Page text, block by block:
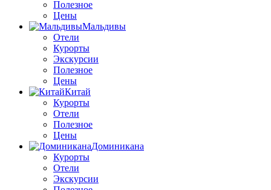
Полезное
Цены
Мальдивы
Отели
Курорты
Экскурсии
Полезное
Цены
Китай
Курорты
Отели
Полезное
Цены
Доминикана
Курорты
Отели
Экскурсии